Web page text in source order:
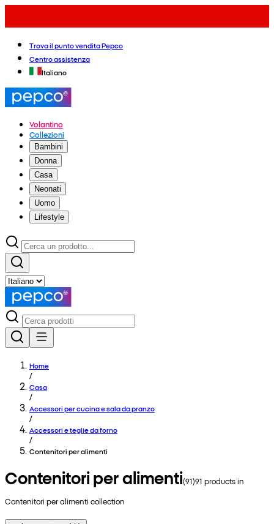
Trova il punto vendita Pepco
Centro assistenza
Italiano
Volantino
Collezioni
Bambini
Donna
Casa
Neonati
Uomo
Lifestyle
Home
/
Casa
/
Accessori per cucina e sala da pranzo
/
Accessori e teglie da forno
/
Contenitori per alimenti
Contenitori per alimenti(91)91 products in
Contenitori per alimenti collection